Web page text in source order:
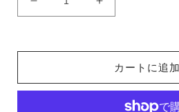
ラ
デ
ラ
カートに追